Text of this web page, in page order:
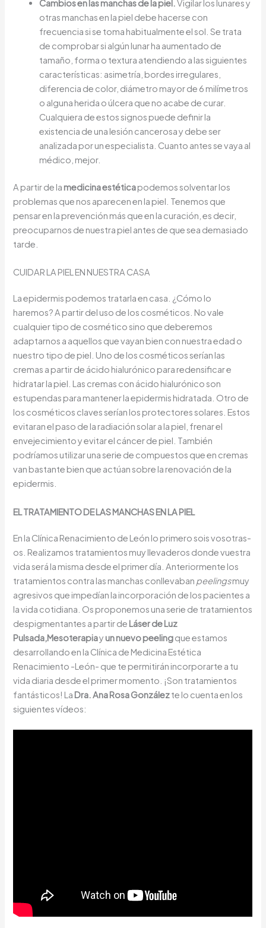
Cambios en las manchas de la piel.Vigilar los lunares y
otras manchas en la piel debe hacerse con
frecuencia si se toma habitualmente el sol. Se trata
de comprobar si algún lunar ha aumentado de
tamaño, forma o textura atendiendo a las siguientes
características: asimetría, bordes irregulares,
diferencia de color, diámetro mayor de 6 milímetros
o alguna herida o úlcera que no acabe de curar.
Cualquiera de estos signos puede definir la
existencia de una lesión cancerosa y debe ser
analizada por un especialista. Cuanto antes se vaya al
médico, mejor.
A partir de la medicina estéticapodemos solventar los
problemas que nos aparecen en la piel. Tenemos que
pensar en la prevención más que en la curación, es decir,
preocuparnos de nuestra piel antes de que sea demasiado
tarde.
CUIDAR LA PIEL EN NUESTRA CASA
La epidermis podemos tratarla en casa. ¿Cómo lo
haremos? A partir del uso de los cosméticos. No vale
cualquier tipo de cosmético sino que deberemos
adaptarnos a aquellos que vayan bien con nuestra edad o
nuestro tipo de piel. Uno de los cosméticos serían las
cremas a partir de ácido hialurónico para redensificar e
hidratar la piel. Las cremas con ácido hialurónico son
estupendas para mantener la epidermis hidratada. Otro de
los cosméticos claves serían los protectores solares. Estos
evitaran el paso de la radiación solar a la piel, frenar el
envejecimiento y evitar el cáncer de piel. También
podríamos utilizar una serie de compuestos que en cremas
van bastante bien que actúan sobre la renovación de la
epidermis.
EL TRATAMIENTO DE LAS MANCHAS EN LA PIEL
En la Clínica Renacimiento de León lo primero sois vosotras-
os. Realizamos tratamientos muy llevaderos donde vuestra
vida será la misma desde el primer día. Anteriormente los
tratamientos contra las manchas conllevaban peelingsmuy
agresivos que impedían la incorporación de los pacientes a
la vida cotidiana. Os proponemos una serie de tratamientos
despigmentantes a partir de Láser de Luz
Pulsada,Mesoterapiay un nuevo peelingque estamos
desarrollando en la Clínica de Medicina Estética
Renacimiento -León- que te permitirán incorporarte a tu
vida diaria desde el primer momento. ¡Son tratamientos
fantásticos! La Dra. Ana Rosa Gonzálezte lo cuenta en los
siguientes vídeos: